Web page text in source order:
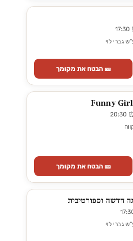
גברי לוי
🎫 הבטח את מקומך
🎫 הבטח את מקומך
חדשה וספורטיבית
גברי לוי